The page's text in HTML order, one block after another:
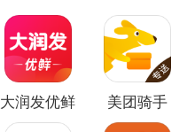
大润发优鲜 美团骑手